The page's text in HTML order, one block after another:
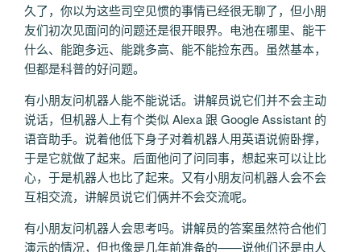
久了，你以为这些司空见惯的事情已经很无聊了，但小朋
友们初次见面问的问题还是很开眼界。电池在哪里、能干
什么、能跑多远、能跳多高、能不能捡东西。虽然基本，
但都是科普的好问题。
有小朋友问机器人能不能说话。讲解员说它们并不会主动
说话，但机器人上有个类似 Alexa 跟 Google Assistant 的
语音助手。说着他低下身子对着机器人用英语说俯卧撑，
于是它就做了起来。后面他问了问同事，想起来可以让比
心，于是机器人也比了起来。又有小朋友问机器人会不会
互相交流，讲解员说它们俩并不会交流呢。
有小朋友问机器人会思考吗。讲解员的答案虽然符合他们
演示的情况，但也像是几年前准备的——说他们还是由人